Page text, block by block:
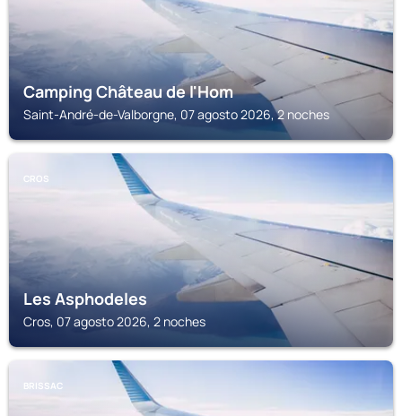
Camping Château de l'Hom
Saint-André-de-Valborgne, 07 agosto 2026, 2 noches
CROS
Les Asphodeles
Cros, 07 agosto 2026, 2 noches
BRISSAC